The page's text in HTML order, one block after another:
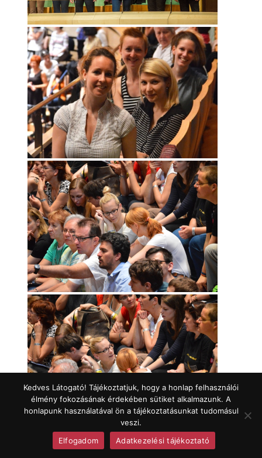
Kedves Látogató! Tájékoztatjuk, hogy a honlap felhasználói
élmény fokozásának érdekében sütiket alkalmazunk. A
honlapunk használatával ön a tájékoztatásunkat tudomásul
veszi.
Elfogadom
Adatkezelési tájékoztató